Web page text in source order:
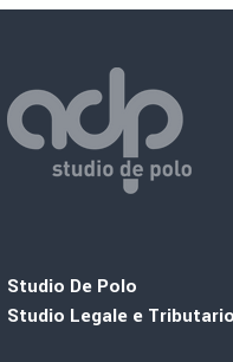
Circolari/Romania
Studio De Polo
Studio Legale e